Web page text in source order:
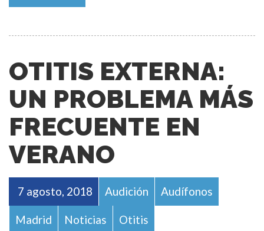
OTITIS EXTERNA:
UN PROBLEMA MÁS
FRECUENTE EN
VERANO
7 agosto, 2018 Audición Audífonos
Madrid Noticias Otitis